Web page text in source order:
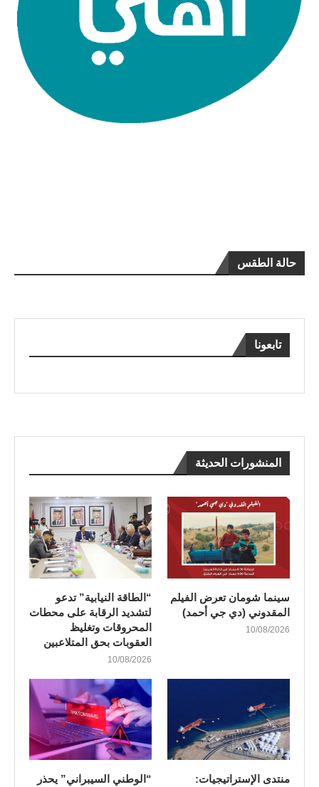
حالة الطقس
تابعونا
المنشورات الحديثة
سينما شومان تعرض الفيلم
المقدوني (دي جي أحمد)
10/08/2026
“الطاقة النيابية” تدعو
لتشديد الرقابة على محطات
المحروقات وتغليظ
العقوبات بحق المتلاعبين
10/08/2026
منتدى الإستراتيجيات:
“الوطني السيبراني” يحذر